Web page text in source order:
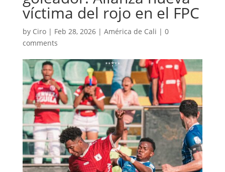
víctima del rojo en el FPC
by Ciro| Feb 28, 2026| América de Cali | 0
comments